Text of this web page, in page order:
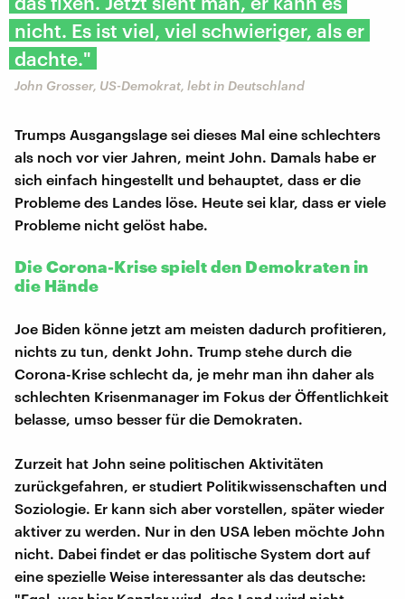
nicht. Es ist viel, viel schwieriger, als er
dachte."
John Grosser, US-Demokrat, lebt in Deutschland
Trumps Ausgangslage sei dieses Mal eine schlechters
als noch vor vier Jahren, meint John. Damals habe er
sich einfach hingestellt und behauptet, dass er die
Probleme des Landes löse. Heute sei klar, dass er viele
Probleme nicht gelöst habe.
Die Corona-Krise spielt den Demokraten in
die Hände
Joe Biden könne jetzt am meisten dadurch profitieren,
nichts zu tun, denkt John. Trump stehe durch die
Corona-Krise schlecht da, je mehr man ihn daher als
schlechten Krisenmanager im Fokus der Öffentlichkeit
belasse, umso besser für die Demokraten.
Zurzeit hat John seine politischen Aktivitäten
zurückgefahren, er studiert Politikwissenschaften und
Soziologie. Er kann sich aber vorstellen, später wieder
aktiver zu werden. Nur in den USA leben möchte John
nicht. Dabei findet er das politische System dort auf
eine spezielle Weise interessanter als das deutsche: